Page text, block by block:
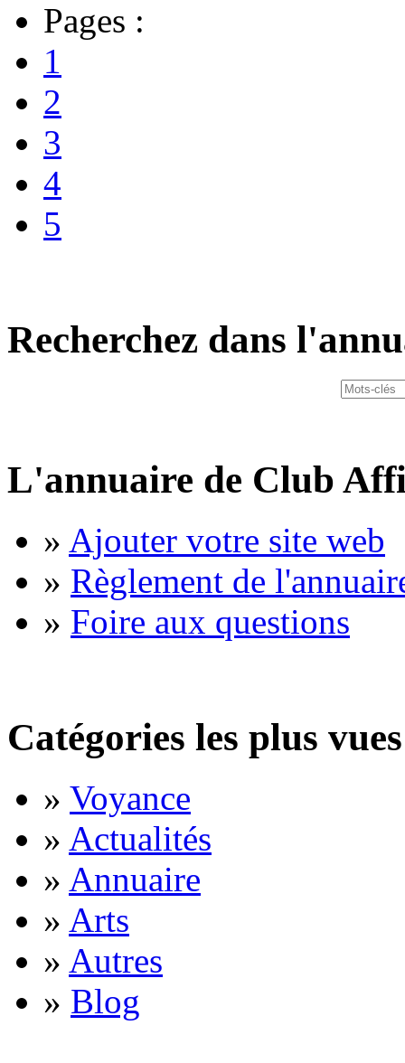
Pages :
1
2
3
4
5
Recherchez dans
L'annuaire de Club
» Ajouter votre site web
» Règlement de
» Foire aux questions
Catégories les plus vues
» Voyance
» Actualités
» Annuaire
» Arts
» Autres
» Blog